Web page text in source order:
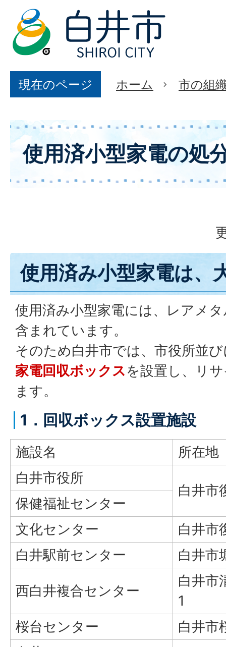
現在のページ ホーム 市の組
使用済小型家電の処
使用済み小型家電は、
使用済み小型家電には、レアメ
含まれています。
そのため白井市では、市役所並
家電回収ボックスを設置し、リ
ます。
1．回収ボックス設置施設
施設名
所在地
白井市役所
白井市
保健福祉センター
文化センター
白井市
白井駅前センター
白井市
西白井複合センター
白井市
1
桜台センター
白井市